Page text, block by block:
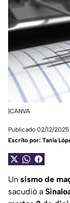
|CANVA
Publicado 02/12/
Escrito por: Tania
Un sismo de
sacudió a